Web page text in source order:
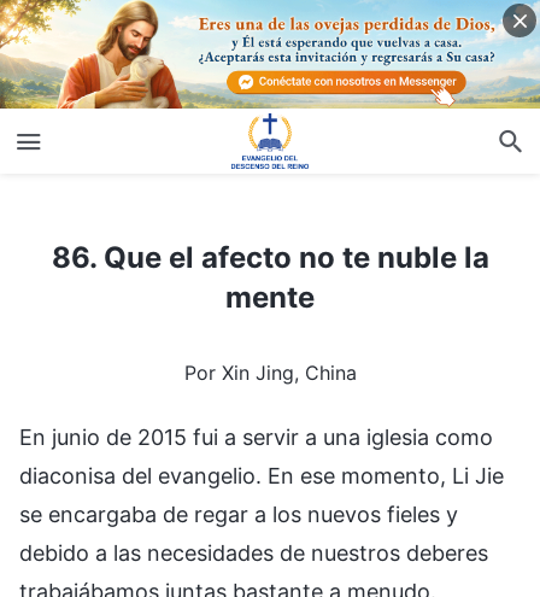
86. Que el afecto no te nuble la mente
86. Que el afecto no te nuble la
mente
Por Xin Jing, China
En junio de 2015 fui a servir a una iglesia como
diaconisa del evangelio. En ese momento, Li Jie
se encargaba de regar a los nuevos fieles y
debido a las necesidades de nuestros deberes
trabajábamos juntas bastante a menudo.